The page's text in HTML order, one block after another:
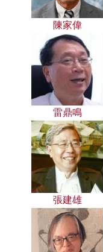
陳家偉
雷鼎鳴
張建雄